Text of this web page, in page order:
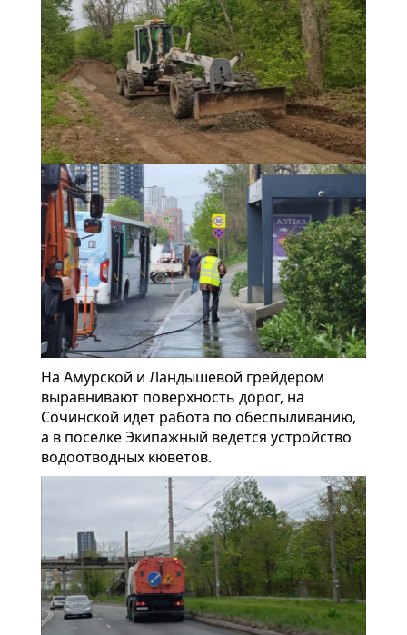
На Амурской и Ландышевой грейдером
выравнивают поверхность дорог, на
Сочинской идет работа по обеспыливанию,
а в поселке Экипажный ведется устройство
водоотводных кюветов.